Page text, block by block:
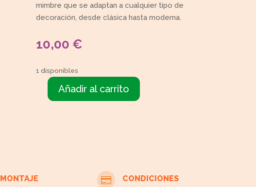
mimbre que se adaptan a cualquier tipo de
decoración, desde clásica hasta moderna.
10,00 €
1 disponibles
MesitaAñadir al carrito
MONTAJE 
CONDICIONES